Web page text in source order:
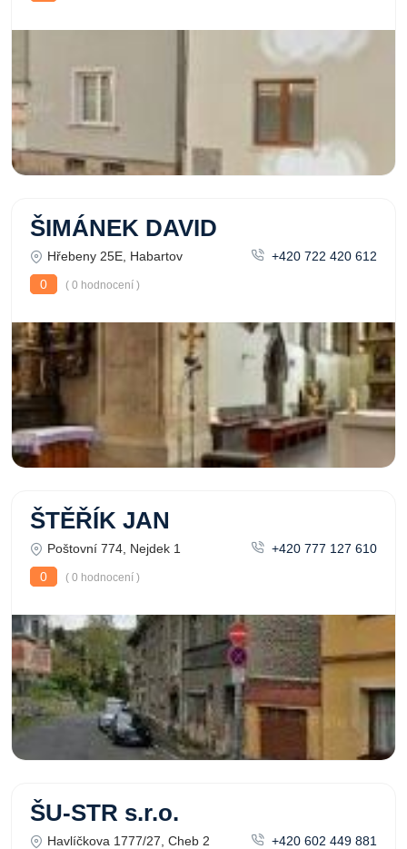
ŠIMÁNEK DAVID
Hřebeny 25E, Habartov
+420 722 420 612
0
( 0 hodnocení )
ŠTĚŘÍK JAN
Poštovní 774, Nejdek 1
+420 777 127 610
0
( 0 hodnocení )
ŠU-STR s.r.o.
Havlíčkova 1777/27, Cheb 2
+420 602 449 881